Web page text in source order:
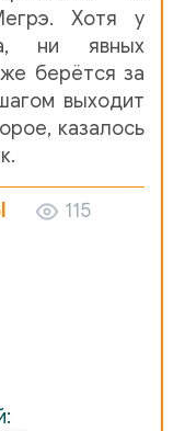
Хотя у
ни явных
берётся за
выходит
казалось
115